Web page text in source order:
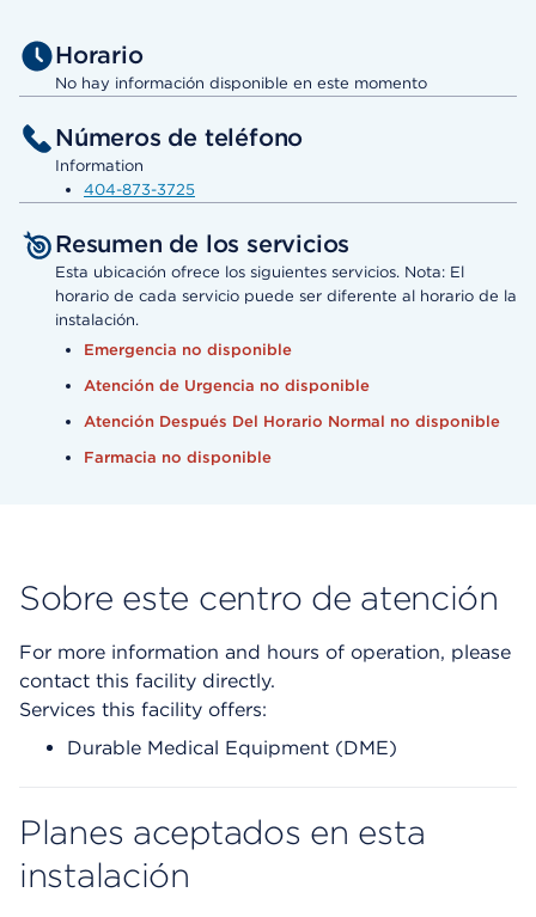
Horario
No hay información disponible en este momento
Números de teléfono
Information
404-873-3725
Resumen de los servicios
Esta ubicación ofrece los siguientes servicios. Nota: El
horario de cada servicio puede ser diferente al horario de la
instalación.
Emergencia no disponible
Atención de Urgencia no disponible
Atención Después Del Horario Normal no disponible
Farmacia no disponible
Sobre este centro de atención
For more information and hours of operation, please
contact this facility directly.
Services this facility offers:
Durable Medical Equipment (DME)
Planes aceptados en esta
instalación